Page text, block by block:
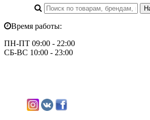
Время работы:
ПН-ПТ 09:00 - 22:00
СБ-ВС 10:00 - 23:00